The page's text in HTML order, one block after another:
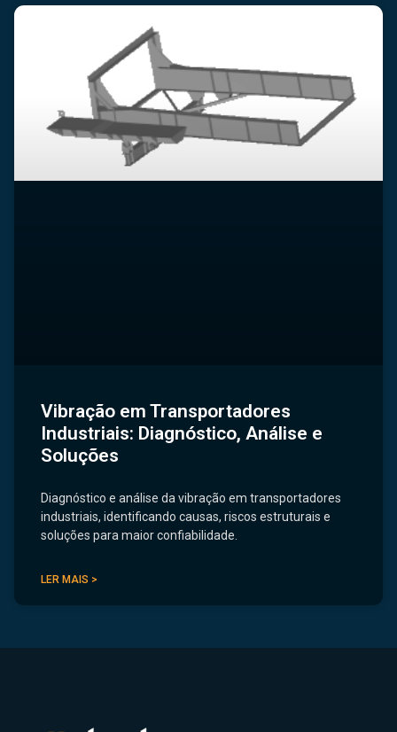
Vibração em Transportadores
Industriais: Diagnóstico, Análise e
Soluções
Diagnóstico e análise da vibração em transportadores
industriais, identificando causas, riscos estruturais e
soluções para maior confiabilidade.
LER MAIS >